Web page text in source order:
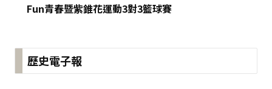
Fun青春暨紫錐花運動3對3籃球賽
歷史電子報